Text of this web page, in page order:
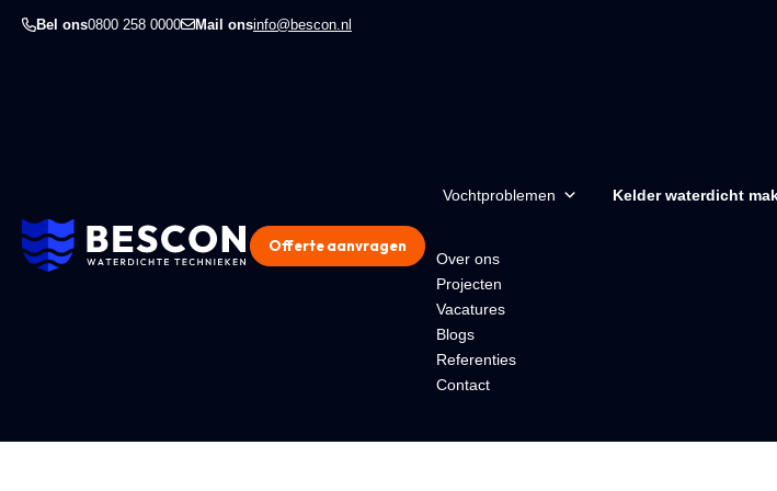
Bel ons0800 258 0000 Mail onsinfo@bescon.nl
Vochtproblemen Kelder waterdicht
Over ons
Projecten
Vacatures
Blogs
Referenties
Contact
Offerte aanvragen